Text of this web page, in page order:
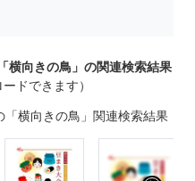
横向きの鳥」の関連検索結果
ドできます）
「横向きの鳥」関連検索結果